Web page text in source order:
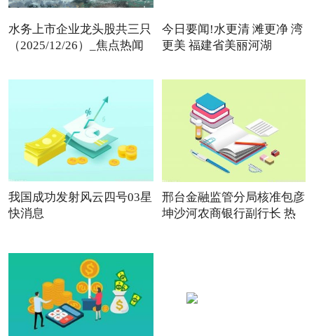
水务上市企业龙头股共三只
（2025/12/26）_焦点热闻
今日要闻!水更清 滩更净 湾
更美 福建省美丽河湖
我国成功发射风云四号03星
快消息
邢台金融监管分局核准包彦
坤沙河农商银行副行长 热